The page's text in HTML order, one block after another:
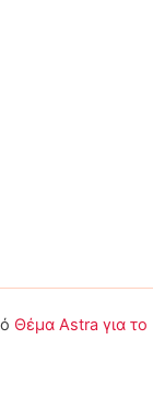
Θέμα Astra για το